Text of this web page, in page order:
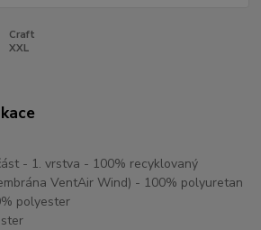
Craft
XXL
- 1. vrstva - 100% recyklovaný
VentAir Wind) - 100% polyuretan
polyester